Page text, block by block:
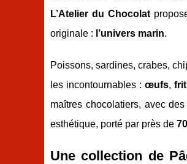
L’Atelier du Chocolat
originale : l’univers marin.
Poissons, sardines, crabes,
les incontournables :œufs,
maîtres chocolatiers, avec
esthétique, porté par près de
Une collection de